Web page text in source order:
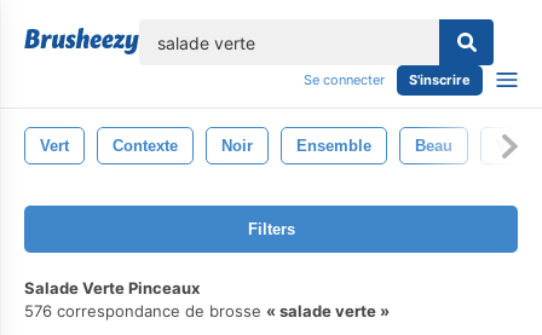
Se connecter S'inscrire
Vert Contexte Noir Ensemble Beau
Filters
Salade Verte Pinceaux
576 correspondance de brosse
salade verte